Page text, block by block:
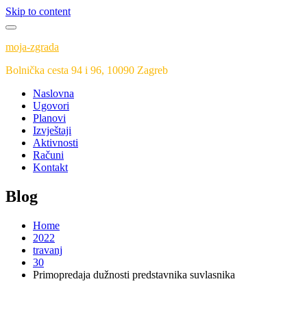
Skip to content
moja-zgrada
Bolnička cesta 94 i 96, 10090 Zagreb
Naslovna
Ugovori
Planovi
Izvještaji
Aktivnosti
Računi
Kontakt
Blog
Home
2022
travanj
30
Primopredaja dužnosti predstavnika suvlasnika